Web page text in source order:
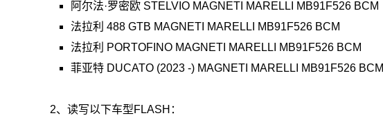
阿尔法·罗密欧 STELVIO MAGNETI MARELLI MB91F526 BCM
法拉利 488 GTB MAGNETI MARELLI MB91F526 BCM
法拉利 PORTOFINO MAGNETI MARELLI MB91F526 BCM
菲亚特 DUCATO (2023 -) MAGNETI MARELLI MB91F526 BCM
2、读写以下车型FLASH：